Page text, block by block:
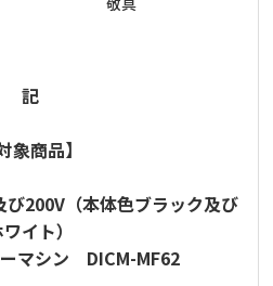
記
象商品】
び200V（本体色ブラック及び
イト）
ーマシン DICM-MF62